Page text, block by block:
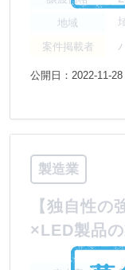
地域
案件掲載者
公開日：2022-11-28
製造業
【独自性の
×LED製品